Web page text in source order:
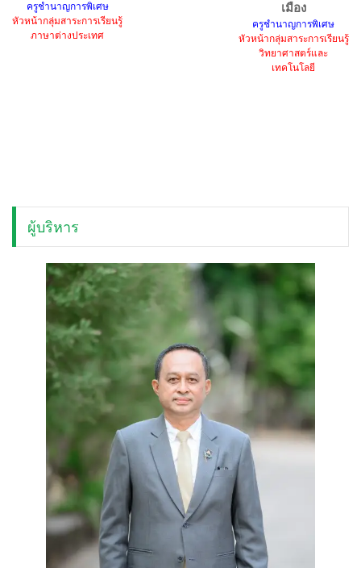
ครูชำนาญการพิเศษ
หัวหน้ากลุ่มสาระการเรียนรู้
ภาษาต่างประเทศ
เมือง
ครูชำนาญการพิเศษ
หัวหน้ากลุ่มสาระการเรียนรู้
วิทยาศาสตร์และ
เทคโนโลยี
ผู้บริหาร